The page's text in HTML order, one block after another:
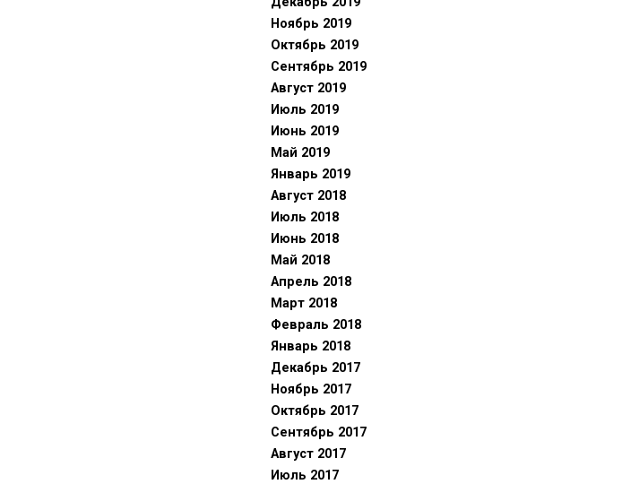
Ноябрь 2019
Октябрь 2019
Сентябрь 2019
Август 2019
Июль 2019
Июнь 2019
Май 2019
Январь 2019
Август 2018
Июль 2018
Июнь 2018
Май 2018
Апрель 2018
Март 2018
Февраль 2018
Январь 2018
Декабрь 2017
Ноябрь 2017
Октябрь 2017
Сентябрь 2017
Август 2017
Июль 2017